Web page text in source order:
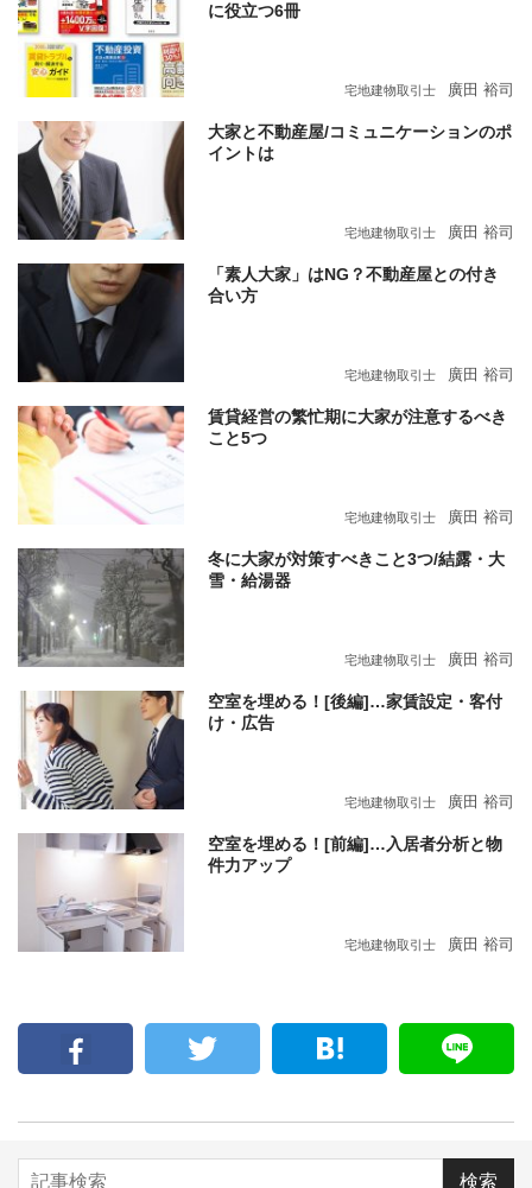
に役立つ6冊
宅地建物取引士 廣田 裕司
大家と不動産屋/コミュニケーションのポ
イントは
宅地建物取引士 廣田 裕司
「素人大家」はNG？不動産屋との付き
合い方
宅地建物取引士 廣田 裕司
賃貸経営の繁忙期に大家が注意するべき
こと5つ
宅地建物取引士 廣田 裕司
冬に大家が対策すべきこと3つ/結露・大
雪・給湯器
宅地建物取引士 廣田 裕司
空室を埋める！[後編]…家賃設定・客付
け・広告
宅地建物取引士 廣田 裕司
空室を埋める！[前編]…入居者分析と物
件力アップ
宅地建物取引士 廣田 裕司